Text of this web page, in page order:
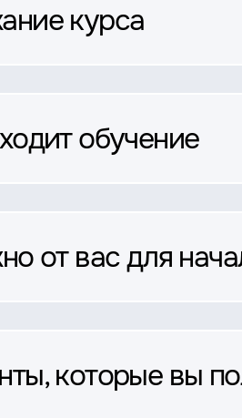
курса
обучение
от вас для
которые вы